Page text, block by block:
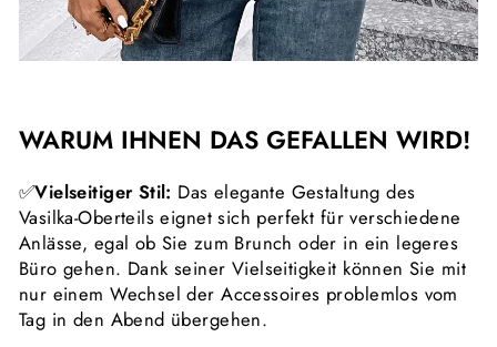
WARUM IHNEN DAS GEFALLEN WIRD!
✅Vielseitiger Stil: Das elegante Gestaltungdes
Vasilka-Oberteils eignet sich perfekt für verschiedene
Anlässe, egal ob Sie zum Brunch oder in ein legeres
Büro gehen. Dank seiner Vielseitigkeit können Sie mit
nur einem Wechsel der Accessoires problemlos vom
Tag in den Abend übergehen.